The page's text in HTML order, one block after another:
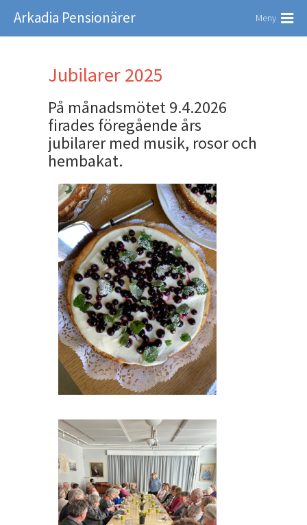
Arkadia Pensionärer Meny
Jubilarer 2025
På månadsmötet 9.4.2026
firades föregående års
jubilarer med musik, rosor och
hembakat.